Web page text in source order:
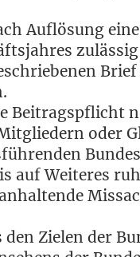
Auf­lö­sung
Bei­trags­pflicht
oder
auf Wei­te­res
den Zie­len der